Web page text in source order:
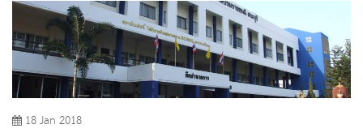
18 Jan 2018